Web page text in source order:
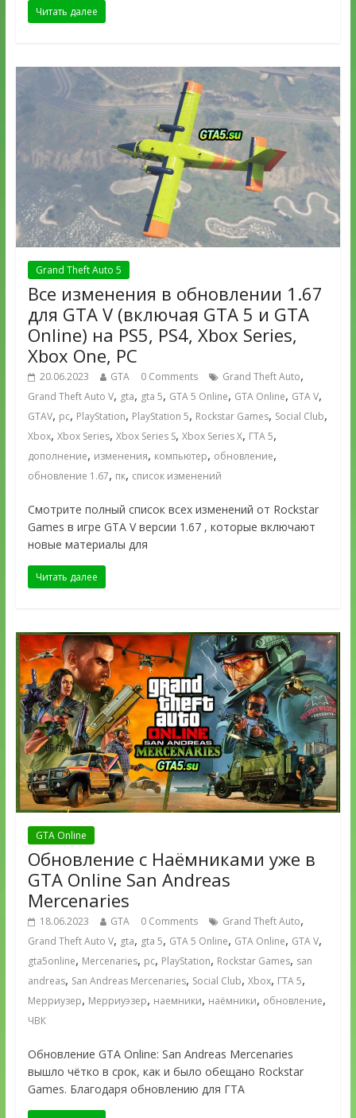
Читать далее
Grand Theft Auto 5
Все изменения в обновлении 1.67
для GTA V (включая GTA 5 и GTA
Online) на PS5, PS4, Xbox Series,
Xbox One, PC
20.06.2023 GTA 0 Comments Grand Theft Auto,
Grand Theft Auto V, gta, gta 5, GTA 5 Online, GTA Online, GTA V,
GTAV, pc, PlayStation, PlayStation 5, Rockstar Games, Social Club,
Xbox, Xbox Series, Xbox Series S, Xbox Series X, ГТА 5,
дополнение, изменения, компьютер, обновление,
обновление 1.67, пк, список изменений
Смотрите полный список всех изменений от Rockstar
Games в игре GTA V версии 1.67 , которые включают
новые материалы для
Читать далее
GTA Online
Обновление с Наёмниками уже в
GTA Online San Andreas
Mercenaries
18.06.2023 GTA 0 Comments Grand Theft Auto,
Grand Theft Auto V, gta, gta 5, GTA 5 Online, GTA Online, GTA V,
gta5online, Mercenaries, pc, PlayStation, Rockstar Games, san
andreas, San Andreas Mercenaries, Social Club, Xbox, ГТА 5,
Мерриузер, Мерриуэзер, наемники, наёмники, обновление,
ЧВК
Обновление GTA Online: San Andreas Mercenaries
вышло чётко в срок, как и было обещано Rockstar
Games. Благодаря обновлению для ГТА